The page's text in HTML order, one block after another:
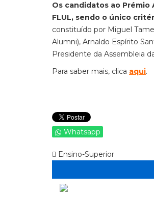
Os candidatos ao
FLUL, sendo o único
constituído por Miguel
Alumni), Arnaldo Espírito
Presidente da Assembleia
Para saber mais, clica aqui.
Whatsapp
Ensino-Superior